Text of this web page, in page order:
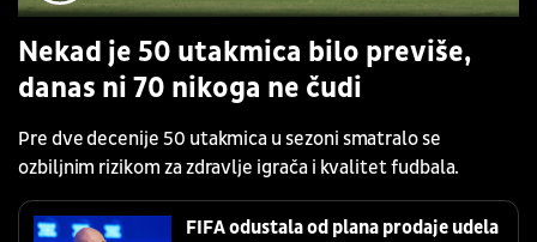
Nekad je 50 utakmica bilo previše,
danas ni 70 nikoga ne čudi
Pre dve decenije 50 utakmica u sezoni smatralo se
ozbiljnim rizikom za zdravlje igrača i kvalitet fudbala.
FIFA odustala od plana prodaje udela